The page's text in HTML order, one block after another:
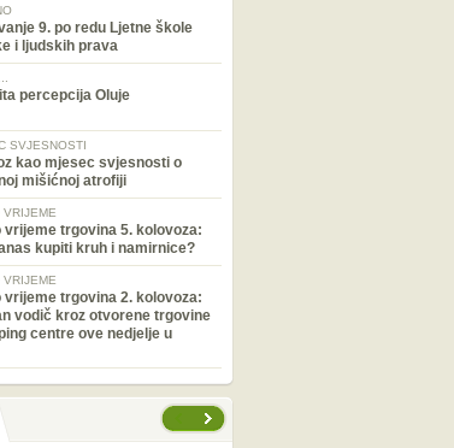
9. po redu Ljetne škole
i ljudskih prava
percepcija Oluje
SVJESNOSTI
kao mjesec svjesnosti o
mišićnoj atrofiji
VRIJEME
vrijeme trgovina 5. kolovoza:
kupiti kruh i namirnice?
VRIJEME
vrijeme trgovina 2. kolovoza:
vodič kroz otvorene trgovine
centre ove nedjelje u